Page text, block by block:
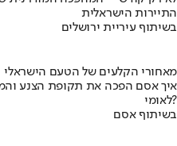
התיירות הישראלית
בשיתוף עיריית ירושלים
מאחורי הקלעים של הטעם הישראלי
לאומי?
בשיתוף אסם